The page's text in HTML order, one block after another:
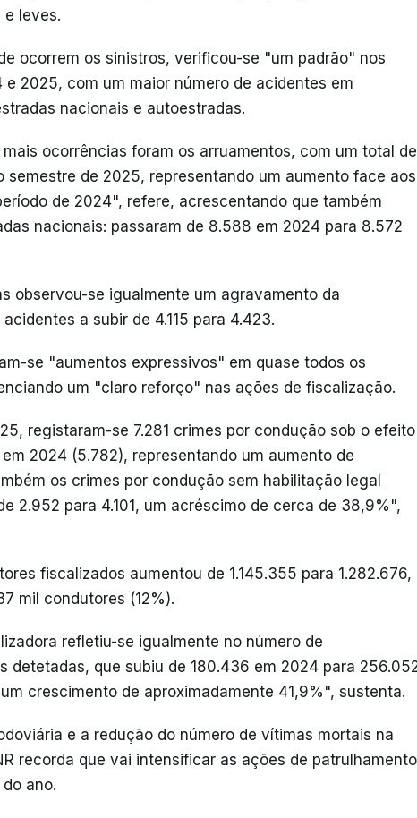
e leves.
ocorrem os sinistros, verificou-se "um padrão" nos
2025, com um maior número de acidentes em
nacionais e autoestradas.
ocorrências foram os arruamentos, com um total de
semestre de 2025, representando um aumento face aos
de 2024", refere, acrescentando que também
nacionais: passaram de 8.588 em 2024 para 8.572
observou-se igualmente um agravamento da
a subir de 4.115 para 4.423.
se "aumentos expressivos" em quase todos os
um "claro reforço" nas ações de fiscalização.
registaram-se 7.281 crimes por condução sob o efeito
2024 (5.782), representando um aumento de
os crimes por condução sem habilitação legal
2.952 para 4.101, um acréscimo de cerca de 38,9%",
fiscalizados aumentou de 1.145.355 para 1.282.676,
mil condutores (12%).
refletiu-se igualmente no número de
detetadas, que subiu de 180.436 em 2024 para
crescimento de aproximadamente 41,9%", sustenta.
e a redução do número de vítimas mortais na
recorda que vai intensificar as ações de patrulhamento
ano.